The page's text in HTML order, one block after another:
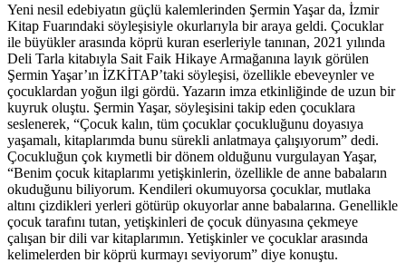
Yeni nesil edebiyatın güçlü kalemlerinden Şermin Yaşar da, İzmir
Kitap Fuarındaki söyleşisiyle okurlarıyla bir araya geldi. Çocuklar
ile büyükler arasında köprü kuran eserleriyle tanınan, 2021 yılında
Deli Tarla kitabıyla Sait Faik Hikaye Armağanına layık görülen
Şermin Yaşar’ın İZKİTAP’taki söyleşisi, özellikle ebeveynler ve
çocuklardan yoğun ilgi gördü. Yazarın imza etkinliğinde de uzun bir
kuyruk oluştu. Şermin Yaşar, söyleşisini takip eden çocuklara
seslenerek, “Çocuk kalın, tüm çocuklar çocukluğunu doyasıya
yaşamalı, kitaplarımda bunu sürekli anlatmaya çalışıyorum” dedi.
Çocukluğun çok kıymetli bir dönem olduğunu vurgulayan Yaşar,
“Benim çocuk kitaplarımı yetişkinlerin, özellikle de anne babaların
okuduğunu biliyorum. Kendileri okumuyorsa çocuklar, mutlaka
altını çizdikleri yerleri götürüp okuyorlar anne babalarına. Genellikle
çocuk tarafını tutan, yetişkinleri de çocuk dünyasına çekmeye
çalışan bir dili var kitaplarımın. Yetişkinler ve çocuklar arasında
kelimelerden bir köprü kurmayı seviyorum” diye konuştu.